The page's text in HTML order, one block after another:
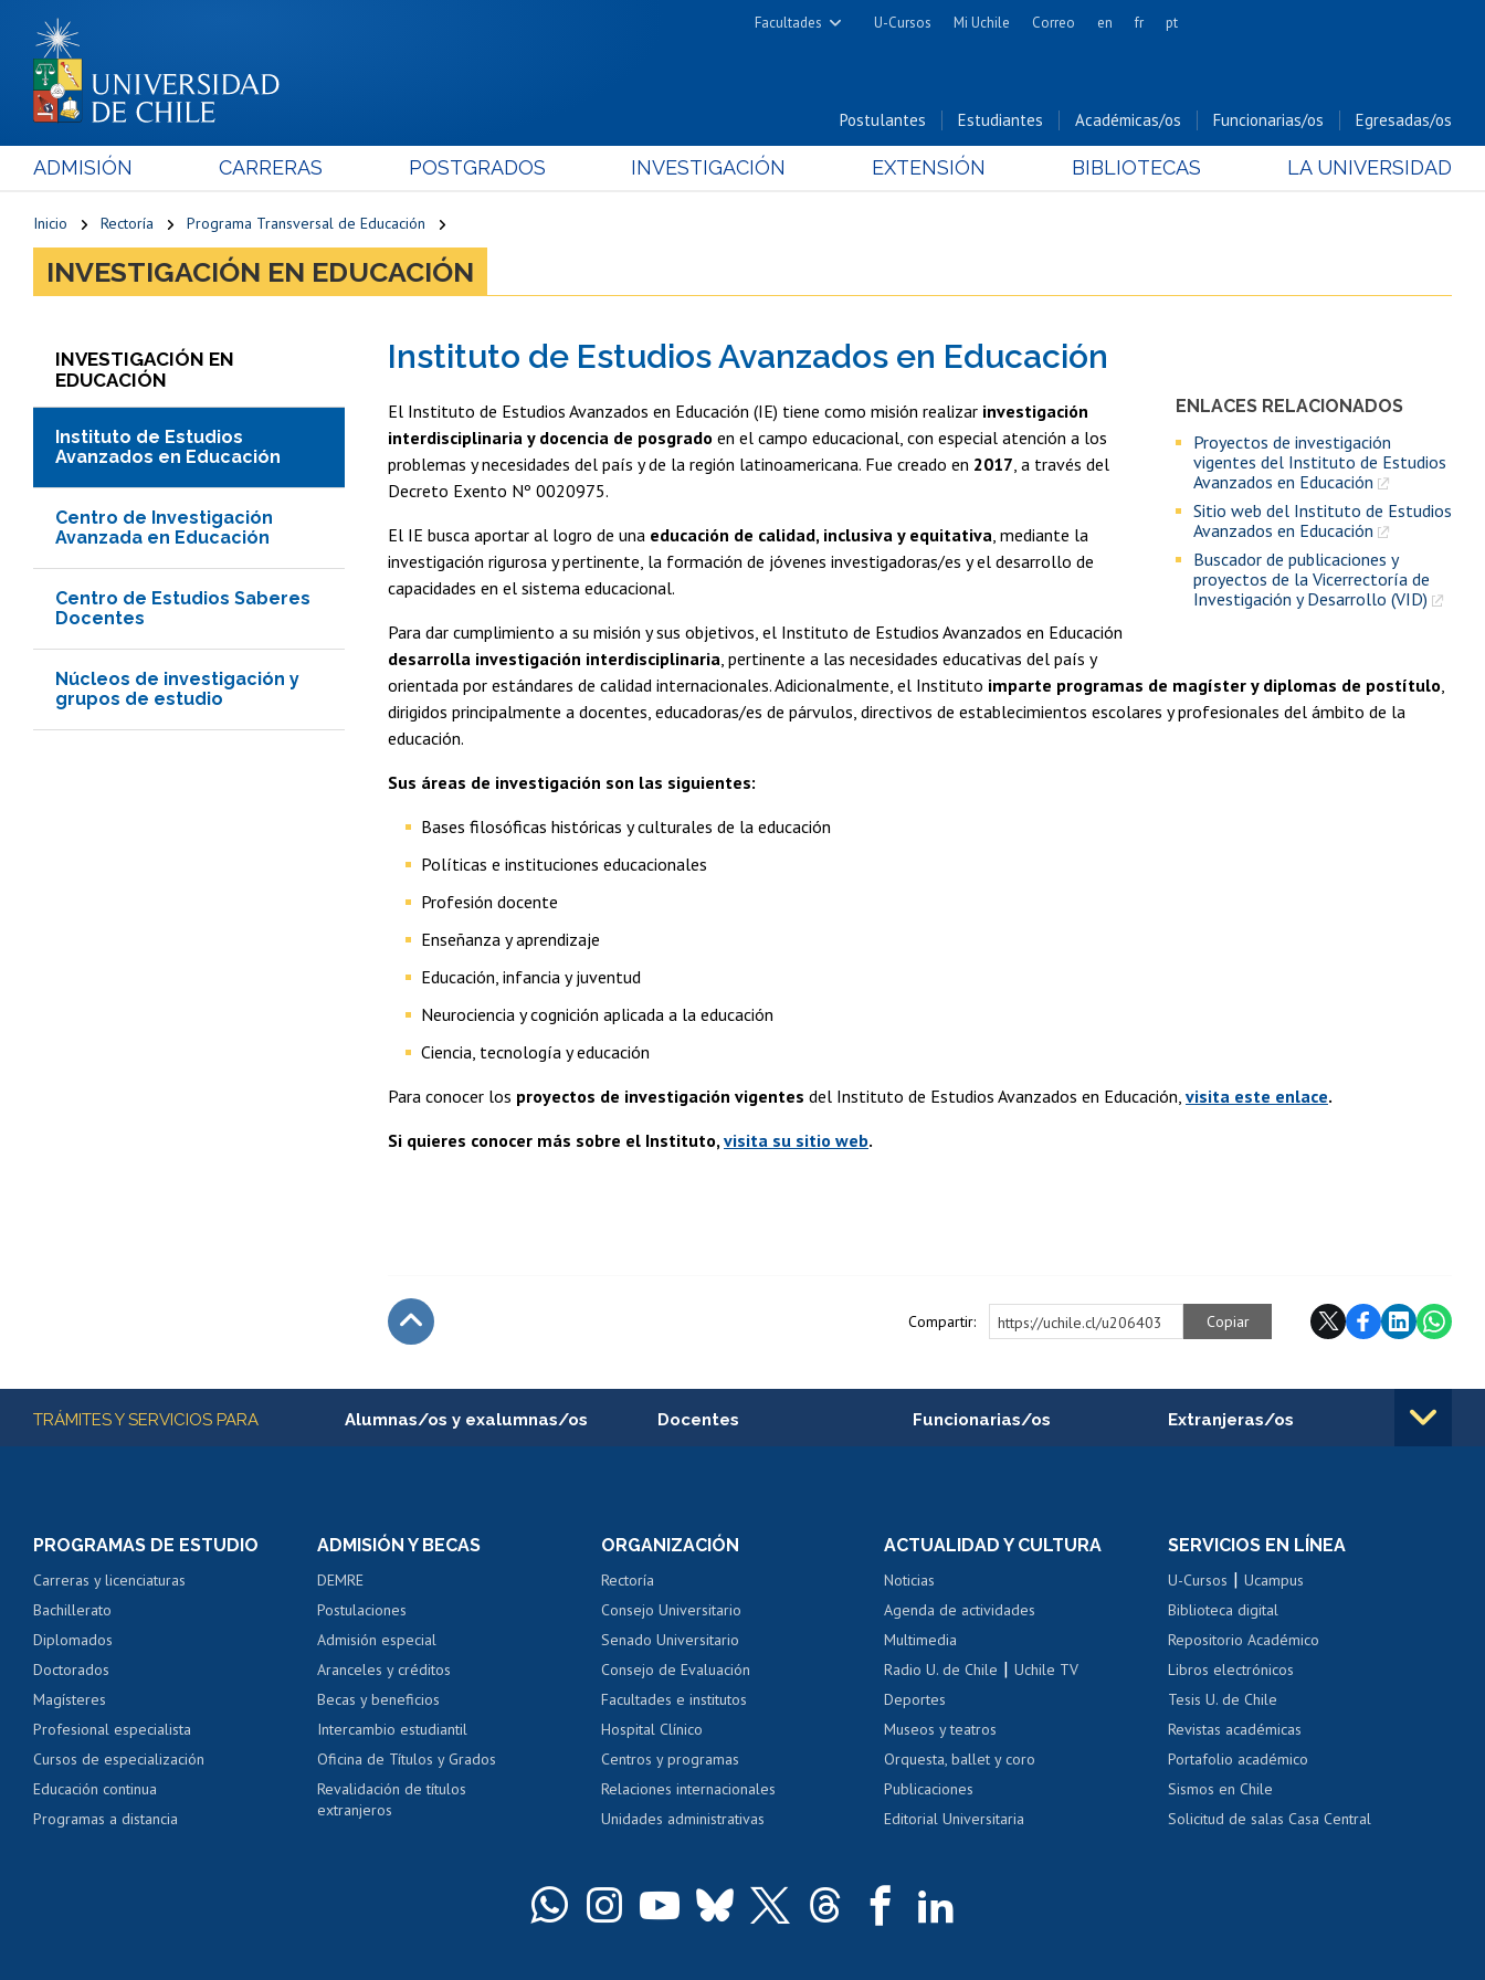
Facultades
Cs. Físicas y Matemáticas
Cs. Forestales y Conservación
Cs. Químicas y Farmacéuticas
Cs. Sociales
Estudios Avanzados en Educación
Estudios Internacionales
Alimentos
Hospital Clínico
U-Cursos Mi Uchile Correo en fr pt
Postulantes Estudiantes Académicas/os Funcionarias/os Egresadas/os
ADMISIÓN CARRERAS POSTGRADOS INVESTIGACIÓN EXTENSIÓN BIBLIOTECAS LA UNIVERSIDAD
Inicio Rectoría Programa Transversal de Educación
INVESTIGACIÓN EN EDUCACIÓN
INVESTIGACIÓN EN
EDUCACIÓN
Instituto de Estudios
Avanzados en Educación
Centro de Investigación
Avanzada en Educación
Centro de Estudios Saberes
Docentes
Núcleos de investigación y
grupos de estudio
Instituto de Estudios Avanzados en Educación
ENLACES RELACIONADOS
Proyectos de investigación
vigentes del Instituto de Estudios
Avanzados en Educación
Sitio web del Instituto de Estudios
Avanzados en Educación
Buscador de publicaciones y
proyectos de la Vicerrectoría de
Investigación y Desarrollo (VID)
El Instituto de Estudios Avanzados en Educación (IE) tiene como misión realizar investigación
interdisciplinaria y docencia de posgrado en el campo educacional, con especial atención a los
problemas y necesidades del país y de la región latinoamericana. Fue creado en 2017 , a través del
Decreto Exento Nº 0020975.
El IE busca aportar al logro de una educación de calidad, inclusiva y equitativa , mediante la
investigación rigurosa y pertinente, la formación de jóvenes investigadoras/es y el desarrollo de
capacidades en el sistema educacional.
Para dar cumplimiento a su misión y sus objetivos, el Instituto de Estudios Avanzados en Educación
desarrolla investigación interdisciplinaria , pertinente a las necesidades educativas del país y
orientada por estándares de calidad internacionales. Adicionalmente, el Instituto imparte programas de magíster y diplomas de postítulo
dirigidos principalmente a docentes, educadoras/es de párvulos, directivos de establecimientos escolares y profesionales del ámbito de la
educación.
Sus áreas de investigación son las siguientes:
Bases filosóficas históricas y culturales de la educación
Políticas e instituciones educacionales
Profesión docente
Enseñanza y aprendizaje
Educación, infancia y juventud
Neurociencia y cognición aplicada a la educación
Ciencia, tecnología y educación
Para conocer los proyectos de investigación vigentes del Instituto de Estudios Avanzados en Educación, visita este enlace.
Si quieres conocer más sobre el Instituto, visita su sitio web.
Compartir: https://uchile.cl/u206403 Copiar
Más información
TRÁMITES Y SERVICIOS PARA Alumnas/os y exalumnas/os
Consulta y certificado de notas
Servicio médico y dental
Pago de arancel y crédito alumnos
Pago de arancel y crédito exalumnos
Certificado de títulos y grados
Docentes
Perfeccionamiento
Evaluación docente
Calificación académica
Postulación al AUCAI
Funcionarias/os
Portal de movilidad interna
Certificado de renta
Certificado de renta
Gestión de correo uchile
Extranjeras/os
Movilidad Estudiantil
Cursos de español
Acoso laboral, sexual y violencia
PROGRAMAS DE ESTUDIO
Carreras y licenciaturas
Bachillerato
Diplomados
Doctorados
Magísteres
Profesional especialista
Cursos de especialización
Educación continua
Programas a distancia
ADMISIÓN Y BECAS
DEMRE
Postulaciones
Admisión especial
Aranceles y créditos
Becas y beneficios
Intercambio estudiantil
Oficina de Títulos y Grados
Revalidación de títulos
extranjeros
ORGANIZACIÓN
Rectoría
Consejo Universitario
Senado Universitario
Consejo de Evaluación
Facultades e institutos
Hospital Clínico
Centros y programas
Relaciones internacionales
Unidades administrativas
ACTUALIDAD Y CULTURA
Noticias
Agenda de actividades
Multimedia
Radio U. de Chile |Uchile TV
Deportes
Museos y teatros
Orquesta, ballet y coro
Publicaciones
Editorial Universitaria
SERVICIOS EN LÍNEA
U-Cursos |Ucampus
Biblioteca digital
Repositorio Académico
Libros electrónicos
Tesis U. de Chile
Revistas académicas
Portafolio académico
Sismos en Chile
Solicitud de salas Casa Central